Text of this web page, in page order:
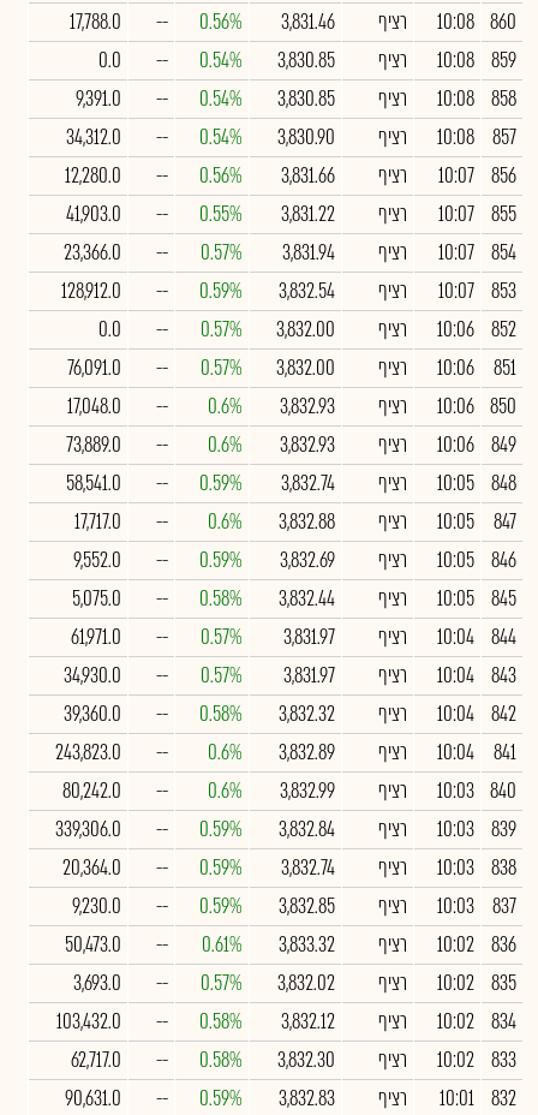
860
10:08 רציף 3,831.46
0.56%
--
17,788.0
859
10:08 רציף 3,830.85
0.54%
--
0.0
858
10:08 רציף 3,830.85
0.54%
--
9,391.0
857
10:08 רציף 3,830.90
0.54%
--
34,312.0
856
10:07 רציף 3,831.66
0.56%
--
12,280.0
855
10:07 רציף 3,831.22
0.55%
--
41,903.0
854
10:07 רציף 3,831.94
0.57%
--
23,366.0
853
10:07 רציף 3,832.54
0.59%
--
128,912.0
852
10:06 רציף 3,832.00
0.57%
--
0.0
851
10:06 רציף 3,832.00
0.57%
--
76,091.0
850
10:06 רציף 3,832.93
0.6%
--
17,048.0
849
10:06 רציף 3,832.93
0.6%
--
73,889.0
848
10:05 רציף 3,832.74
0.59%
--
58,541.0
847
10:05 רציף 3,832.88
0.6%
--
17,717.0
846
10:05 רציף 3,832.69
0.59%
--
9,552.0
845
10:05 רציף 3,832.44
0.58%
--
5,075.0
844
10:04 רציף 3,831.97
0.57%
--
61,971.0
843
10:04 רציף 3,831.97
0.57%
--
34,930.0
842
10:04 רציף 3,832.32
0.58%
--
39,360.0
841
10:04 רציף 3,832.89
0.6%
--
243,823.0
840
10:03 רציף 3,832.99
0.6%
--
80,242.0
839
10:03 רציף 3,832.84
0.59%
--
339,306.0
838
10:03 רציף 3,832.74
0.59%
--
20,364.0
837
10:03 רציף 3,832.85
0.59%
--
9,230.0
836
10:02 רציף 3,833.32
0.61%
--
50,473.0
835
10:02 רציף 3,832.02
0.57%
--
3,693.0
834
10:02 רציף 3,832.12
0.58%
--
103,432.0
833
10:02 רציף 3,832.30
0.58%
--
62,717.0
832
10:01 רציף 3,832.83
0.59%
--
90,631.0